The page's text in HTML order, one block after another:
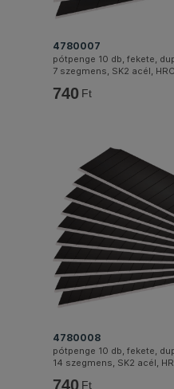
4780007
pótpenge 10 db, fekete,
7 szegmens, SK2 acél,
740 Ft
4780008
pótpenge 10 db, fekete,
14 szegmens, SK2 acél,
740 Ft